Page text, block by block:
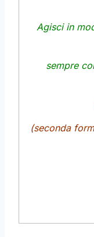
Agisci in
sempre
(seconda